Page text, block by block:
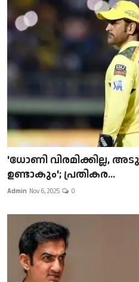
'ധോണി വിരമിക്കില്ല,
ഉണ്ടാകും'; പ്രതികര...
Admin Nov 6, 2025 0